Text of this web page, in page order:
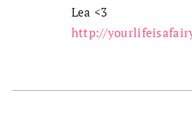
Lea <3
http://